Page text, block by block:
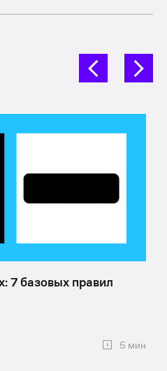
7 базовых правил
5 мин